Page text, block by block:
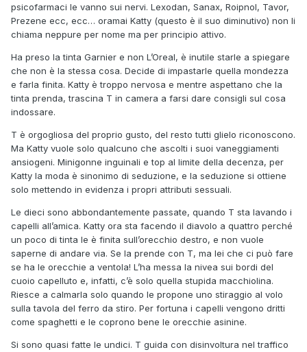
psicofarmaci le vanno sui nervi. Lexodan, Sanax, Roipnol, Tavor,
Prezene ecc, ecc… oramai Katty (questo è il suo diminutivo) non li
chiama neppure per nome ma per principio attivo.
Ha preso la tinta Garnier e non L’Oreal, è inutile starle a spiegare
che non è la stessa cosa. Decide di impastarle quella mondezza
e farla finita. Katty è troppo nervosa e mentre aspettano che la
tinta prenda, trascina T in camera a farsi dare consigli sul cosa
indossare.
T è orgogliosa del proprio gusto, del resto tutti glielo riconoscono.
Ma Katty vuole solo qualcuno che ascolti i suoi vaneggiamenti
ansiogeni. Minigonne inguinali e top al limite della decenza, per
Katty la moda è sinonimo di seduzione, e la seduzione si ottiene
solo mettendo in evidenza i propri attributi sessuali.
Le dieci sono abbondantemente passate, quando T sta lavando i
capelli all’amica. Katty ora sta facendo il diavolo a quattro perché
un poco di tinta le è finita sull’orecchio destro, e non vuole
saperne di andare via. Se la prende con T, ma lei che ci può fare
se ha le orecchie a ventola! L’ha messa la nivea sui bordi del
cuoio capelluto e, infatti, c’è solo quella stupida macchiolina.
Riesce a calmarla solo quando le propone uno stiraggio al volo
sulla tavola del ferro da stiro. Per fortuna i capelli vengono dritti
come spaghetti e le coprono bene le orecchie asinine.
Si sono quasi fatte le undici. T guida con disinvoltura nel traffico